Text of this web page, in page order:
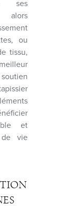
ses
alors
ou
tissu,
et
vie